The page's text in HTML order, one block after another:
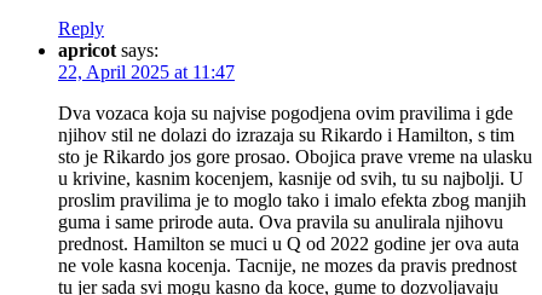
Reply
apricot says:
22, April 2025 at 11:47
Dva vozaca koja su najvise pogodjena ovim pravilima i gde
njihov stil ne dolazi do izrazaja su Rikardo i Hamilton, s tim
sto je Rikardo jos gore prosao. Obojica prave vreme na ulasku
u krivine, kasnim kocenjem, kasnije od svih, tu su najbolji. U
proslim pravilima je to moglo tako i imalo efekta zbog manjih
guma i same prirode auta. Ova pravila su anulirala njihovu
prednost. Hamilton se muci u Q od 2022 godine jer ova auta
ne vole kasna kocenja. Tacnije, ne mozes da pravis prednost
tu jer sada svi mogu kasno da koce, gume to dozvoljavaju